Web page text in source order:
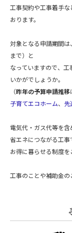
工事契約や工事着手
おります。
対象となる申請期間
まで）と
なっていますので、
いかがでしょうか。
（昨年の予算申請推移
子育てエコホーム、 先
電気代・ガス代等を含
省エネにつながる工事
お得に暮らせる制度を
工事のことや補助金の